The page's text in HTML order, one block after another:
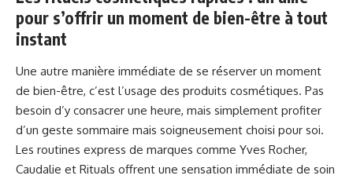
pour s’offrir un moment de bien-être à tout
instant
Une autre manière immédiate de se réserver un moment
de bien-être, c’est l’usage des produits cosmétiques. Pas
besoin d’y consacrer une heure, mais simplement profiter
d’un geste sommaire mais soigneusement choisi pour soi.
Les routines express de marques comme Yves Rocher,
Caudalie et Rituals offrent une sensation immédiate de soin